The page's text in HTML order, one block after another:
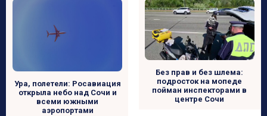
Ура, полетели: Росавиация
открыла небо над Сочи и
всеми южными
аэропортами
Без прав и без шлема:
подросток на мопеде
пойман инспекторами в
центре Сочи